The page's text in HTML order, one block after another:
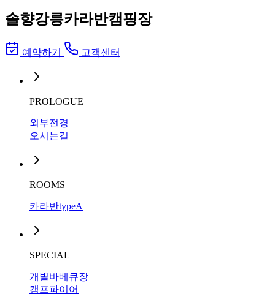
솔향강릉카라반캠핑장
예약하기 고객센터
PROLOGUE
외부전경
오시는길
ROOMS
카라반typeA
SPECIAL
개별바베큐장
캠프파이어